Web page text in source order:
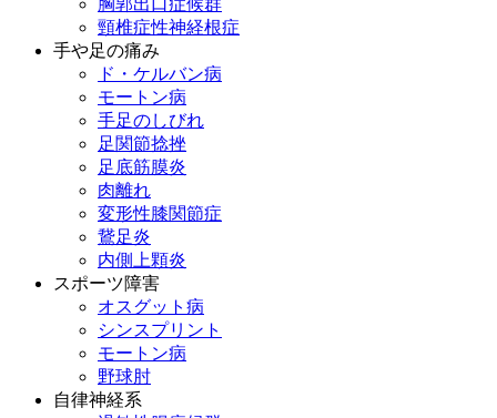
胸郭出口症候群
頸椎症性神経根症
手や足の痛み
ド・ケルバン病
モートン病
手足のしびれ
足関節捻挫
足底筋膜炎
肉離れ
変形性膝関節症
鵞足炎
内側上顆炎
スポーツ障害
オスグット病
シンスプリント
モートン病
野球肘
自律神経系